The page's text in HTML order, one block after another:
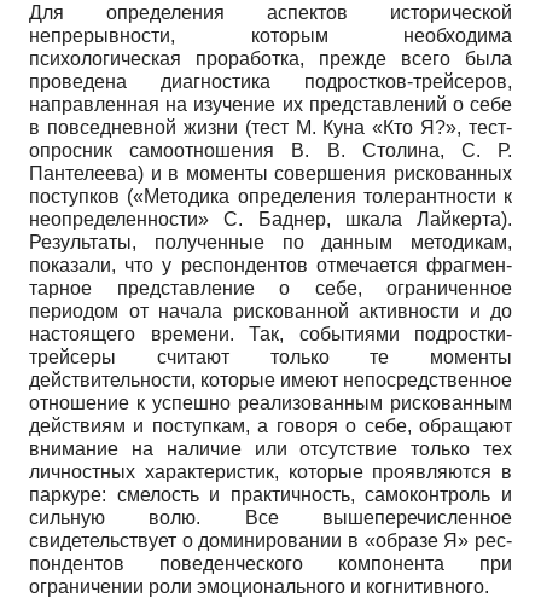
Для определения аспектов историче­ской
непрерывности, которым необходи­ма
психологическая проработка, прежде всего была
проведена диагностика под­ростков-трейсеров,
направленная на изучение их представлений о себе
в по­вседневной жизни (тест М. Куна «Кто Я?», тест-
опросник самоотноше­ния В. В. Столина, С. Р.
Пантелеева) и в моменты совершения рискованных
по­ступков («Методика определения толе­рантности к
неопределенности» С. Бад­нер, шкала Лайкерта).
Результаты, полу­ченные по данным методикам,
показали, что у респондентов отмечается фрагмен­
тарное представление о себе, ограничен­ное
периодом от начала рискованной ак­тивности и до
настоящего времени. Так, событиями подростки-
трейсеры счита­ют только те моменты
действительнос­ти, которые имеют непосредственное
от­ношение к успешно реализованным рис­кованным
действиям и поступкам, а го­воря о себе, обращают
внимание на на­личие или отсутствие только тех
лично­стных характеристик, которые проявля­ются в
паркуре: смелость и практич­ность, самоконтроль и
сильную волю. Все вышеперечисленное
свидетельству­ет о доминировании в «образе Я» рес­
пондентов поведенческого компонента при
ограничении роли эмоционального и когнитивного.